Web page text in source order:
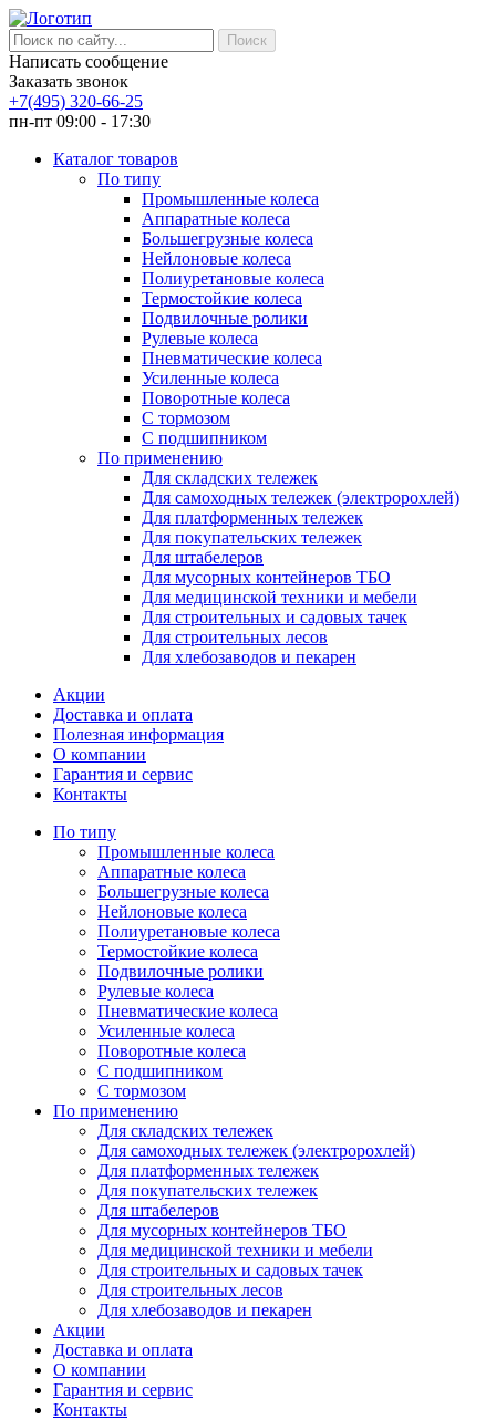
Написать сообщение
Заказать звонок
+7(495) 320-66-25
пн-пт 09:00 - 17:30
Каталог товаров
По типу
Промышленные колеса
Аппаратные колеса
Большегрузные колеса
Нейлоновые колеса
Полиуретановые колеса
Термостойкие колеса
Подвилочные ролики
Рулевые колеса
Пневматические колеса
Усиленные колеса
Поворотные колеса
С тормозом
С подшипником
По применению
Для складских тележек
Для самоходных тележек (электророхлей)
Для платформенных тележек
Для покупательских тележек
Для штабелеров
Для мусорных контейнеров ТБО
Для медицинской техники и мебели
Для строительных и садовых тачек
Для строительных лесов
Для хлебозаводов и пекарен
Акции
Доставка и оплата
Полезная информация
О компании
Гарантия и сервис
Контакты
По типу
Промышленные колеса
Аппаратные колеса
Большегрузные колеса
Нейлоновые колеса
Полиуретановые колеса
Термостойкие колеса
Подвилочные ролики
Рулевые колеса
Пневматические колеса
Усиленные колеса
Поворотные колеса
С подшипником
С тормозом
По применению
Для складских тележек
Для самоходных тележек (электророхлей)
Для платформенных тележек
Для покупательских тележек
Для штабелеров
Для мусорных контейнеров ТБО
Для медицинской техники и мебели
Для строительных и садовых тачек
Для строительных лесов
Для хлебозаводов и пекарен
Акции
Доставка и оплата
О компании
Гарантия и сервис
Контакты